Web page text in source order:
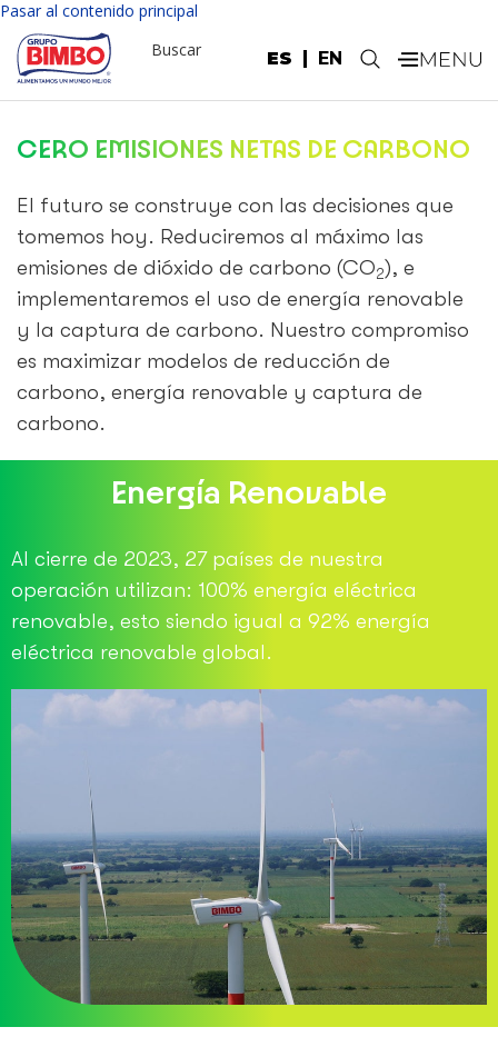
Nota:
este
sitio
web
incluye
sistema
Pasar al contenido principal
ES EN
Buscar .
CERO EMISIONES NETAS DE CARBONO
El futuro se construye con las decisiones que
tomemos hoy. Reduciremos al máximo las
emisiones de dióxido de carbono (CO2), e
implementaremos el uso de energía renovable
y la captura de carbono. Nuestro compromiso
es maximizar modelos de reducción de
carbono, energía renovable y captura de
carbono.
Energía Renovable
Al cierre de 2023, 27 países de nuestra
operación utilizan: 100% energía eléctrica
renovable, esto siendo igual a 92% energía
eléctrica renovable global.